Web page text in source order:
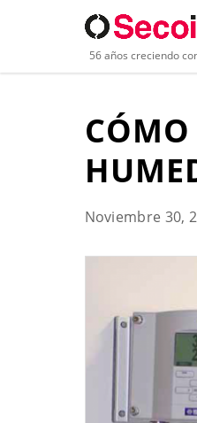
56 años creciendo
Inicio » Blog »
Noviembre 30,